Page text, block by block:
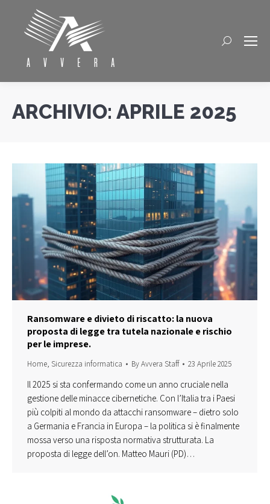
Cerca
ARCHIVIO: APRILE 2025
Ransomware e divieto di riscatto: la nuova
proposta di legge tra tutela nazionale e rischio
per le imprese.
Home, Sicurezza informatica ByAvvera Staff 23 Aprile 2025
Il 2025 si sta confermando come un anno cruciale nella
gestione delle minacce cibernetiche. Con l’Italia tra i Paesi
più colpiti al mondo da attacchi ransomware – dietro solo
a Germania e Francia in Europa – la politica si è finalmente
mossa verso una risposta normativa strutturata. La
proposta di legge dell’on. Matteo Mauri (PD)…